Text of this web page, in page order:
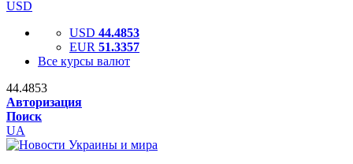
USD
USD 44.4853
EUR 51.3357
Все курсы валют
44.4853
Авторизация
Поиск
UA